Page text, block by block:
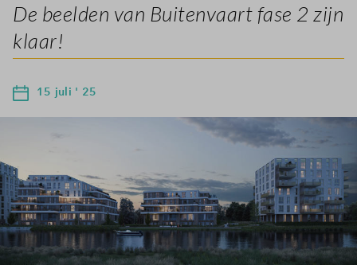
De beelden van Buitenvaart fase 2 zijn
klaar!
15 juli ' 25